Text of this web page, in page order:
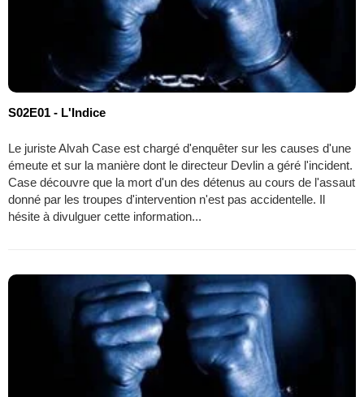
S02E01 - L'Indice
Le juriste Alvah Case est chargé d'enquêter sur les causes d'une
émeute et sur la manière dont le directeur Devlin a géré l'incident.
Case découvre que la mort d'un des détenus au cours de l'assaut
donné par les troupes d'intervention n'est pas accidentelle. Il
hésite à divulguer cette information...